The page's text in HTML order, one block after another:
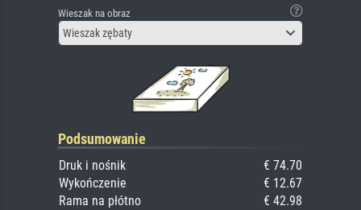
Wieszak na obraz
Wieszak zębaty
Podsumowanie
Druk i nośnik
€ 74.70
Wykończenie
€ 12.67
Rama na płótno
€ 42.98